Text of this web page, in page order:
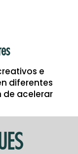
e
diferentes
de acelerar